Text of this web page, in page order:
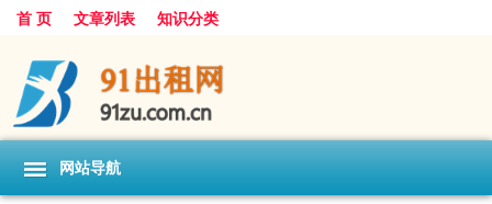
首 页 文章列表 知识分类
网站导航